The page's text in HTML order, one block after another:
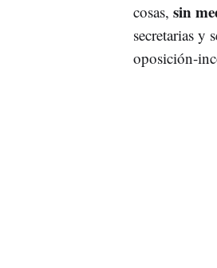
cosas, sin
secretarias y
oposición-